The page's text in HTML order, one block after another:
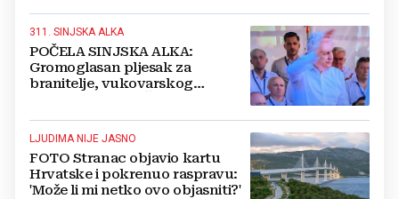
311. SINJSKA ALKA
POČELA SINJSKA ALKA:
Gromoglasan pljesak za
branitelje, vukovarskog
LJUDIMA NIJE JASNO
FOTO Stranac objavio kartu
Hrvatske i pokrenuo raspravu:
'Može li mi netko ovo objasniti?'